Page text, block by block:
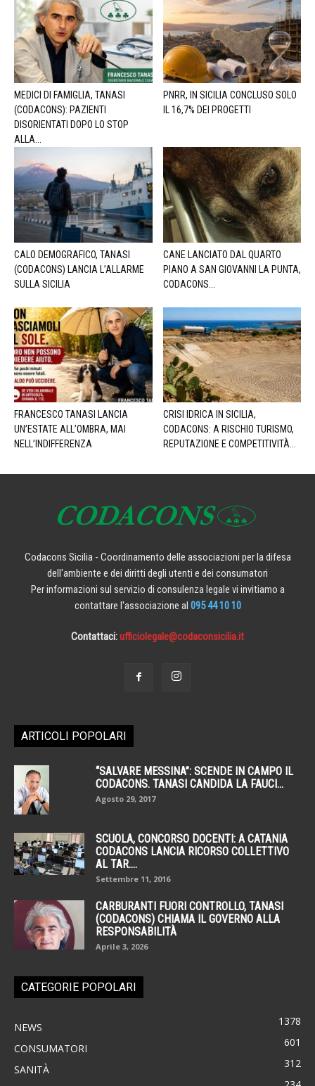
MEDICI DI FAMIGLIA, TANASI
(CODACONS): PAZIENTI
DISORIENTATI DOPO LO STOP
ALLA...
PNRR, IN SICILIA CONCLUSO SOLO
IL 16,7% DEI PROGETTI
CALO DEMOGRAFICO, TANASI
(CODACONS) LANCIA L’ALLARME
SULLA SICILIA
CANE LANCIATO DAL QUARTO
PIANO A SAN GIOVANNI LA PUNTA,
CODACONS...
FRANCESCO TANASI LANCIA
UN’ESTATE ALL’OMBRA, MAI
NELL’INDIFFERENZA
CRISI IDRICA IN SICILIA,
CODACONS: A RISCHIO TURISMO,
REPUTAZIONE E COMPETITIVITÀ...
Codacons Sicilia - Coordinamento delle associazioni per la difesa
dell'ambiente e dei diritti degli utenti e dei consumatori
Per informazioni sul servizio di consulenza legale vi invitiamo a
contattare l'associazione al 095 44 10 10
Contattaci:ufficiolegale@codaconsicilia.it
ARTICOLI POPOLARI
“SALVARE MESSINA”: SCENDE IN CAMPO IL
CODACONS. TANASI CANDIDA LA FAUCI...
Agosto 29, 2017
SCUOLA, CONCORSO DOCENTI: A CATANIA
CODACONS LANCIA RICORSO COLLETTIVO
AL TAR....
Settembre 11, 2016
CARBURANTI FUORI CONTROLLO, TANASI
(CODACONS) CHIAMA IL GOVERNO ALLA
RESPONSABILITÀ
Aprile 3, 2026
CATEGORIE POPOLARI
NEWS 1378
CONSUMATORI 601
SANITÀ 312